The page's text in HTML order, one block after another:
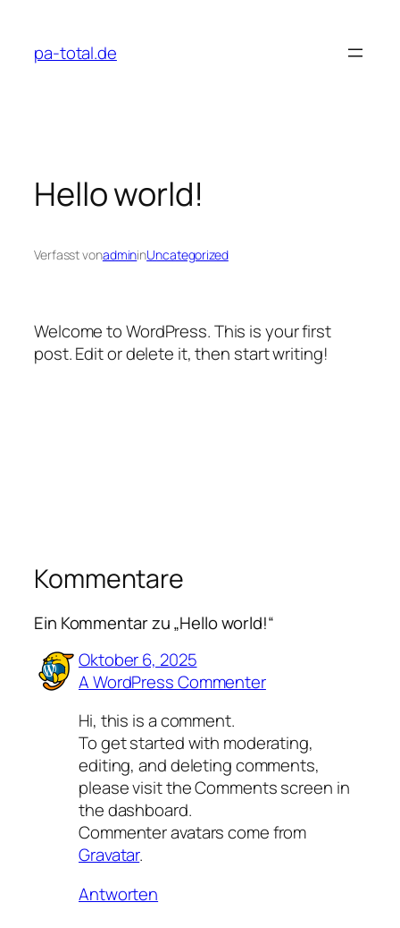
springen
pa-total.de
Hello world!
Verfasst vonadmininUncategorized
Welcome to WordPress. This is your first
post. Edit or delete it, then start writing!
Kommentare
Ein Kommentar zu „Hello world!“
Oktober 6, 2025
A WordPress Commenter
Hi, this is a comment.
To get started with moderating,
editing, and deleting comments,
please visit the Comments screen in
the dashboard.
Commenter avatars come from
Gravatar.
Antworten